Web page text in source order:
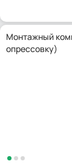
Монтажный
опрессовку)